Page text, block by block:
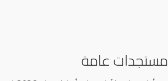
مستجدات عامة